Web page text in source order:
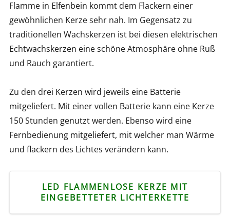
Flamme in Elfenbein kommt dem Flackern einer
gewöhnlichen Kerze sehr nah. Im Gegensatz zu
traditionellen Wachskerzen ist bei diesen elektrischen
Echtwachskerzen eine schöne Atmosphäre ohne Ruß
und Rauch garantiert.
Zu den drei Kerzen wird jeweils eine Batterie
mitgeliefert. Mit einer vollen Batterie kann eine Kerze
150 Stunden genutzt werden. Ebenso wird eine
Fernbedienung mitgeliefert, mit welcher man Wärme
und flackern des Lichtes verändern kann.
LED FLAMMENLOSE KERZE MIT
EINGEBETTETER LICHTERKETTE